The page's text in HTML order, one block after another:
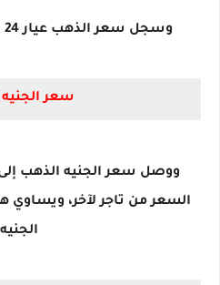
وسجل سعر الذهب عيار 24 نحو 2091 جنيها للجرام.
سعر
السعر من تاجر لآخر، ويساوي